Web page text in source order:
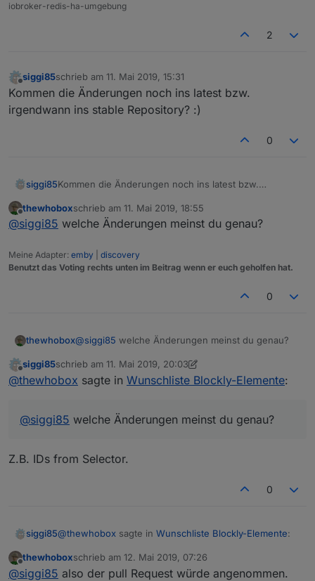
iobroker-redis-ha-umgebung
2
siggi85schrieb am 11. Mai 2019, 15:31
zuletzt editiert von
Kommen die Änderungen noch ins latest bzw.
irgendwann ins stable Repository? :)
0
siggi85Kommen die Änderungen noch ins latest bzw.
Offline
thewhoboxschrieb am 11. Mai 2019, 18:55
zuletzt editiert von
@siggi85 welche Änderungen meinst du genau?
Meine Adapter: emby
discovery
Benutzt das Voting rechts unten im Beitrag wenn er euch geholfen hat.
0
thewhobox@siggi85 welche Änderungen meinst du genau?
Offline
siggi85schrieb am 11. Mai 2019, 20:03
zuletzt editiert von siggi855. Nov. 2019, 22:03
@thewhobox sagte in Wunschliste Blockly-Elemente:
@siggi85 welche Änderungen meinst du genau?
Z.B. IDs from Selector.
0
siggi85@thewhobox sagte in Wunschliste Blockly-Elemente:
@siggi85welche Änderungen meinst du genau?
Offline
thewhoboxschrieb am 12. Mai 2019, 07:26
zuletzt editiert von
@siggi85 also der pull Request würde angenommen.